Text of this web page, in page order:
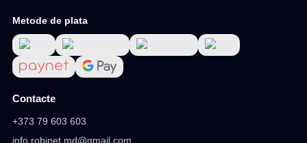
Metode de plata
Contacte
+373 79 603 603
info.robinet.md@gmail.com